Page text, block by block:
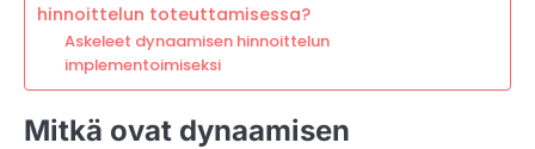
hinnoittelun toteuttamisessa?
Askeleet dynaamisen hinnoittelun
implementoimiseksi
Mitkä ovat dynaamisen